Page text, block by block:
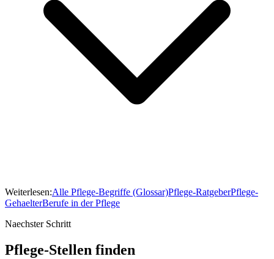
Weiterlesen:Alle Pflege-Begriffe (Glossar)Pflege-RatgeberPflege-
GehaelterBerufe in der Pflege
Naechster Schritt
Pflege-Stellen finden